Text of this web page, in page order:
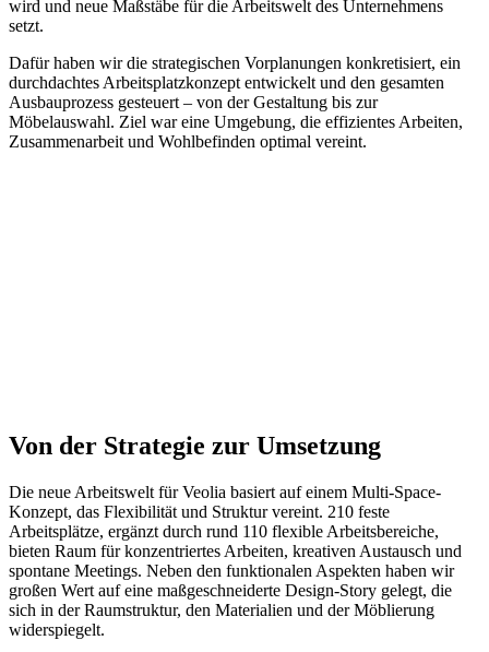
wird und neue Maßstäbe für die Arbeitswelt des Unternehmens
setzt.
Dafür haben wir die strategischen Vorplanungen konkretisiert, ein
durchdachtes Arbeitsplatzkonzept entwickelt und den gesamten
Ausbauprozess gesteuert – von der Gestaltung bis zur
Möbelauswahl. Ziel war eine Umgebung, die effizientes Arbeiten,
Zusammenarbeit und Wohlbefinden optimal vereint.
Von der Strategie zur Umsetzung
Die neue Arbeitswelt für Veolia basiert auf einem Multi-Space-
Konzept, das Flexibilität und Struktur vereint. 210 feste
Arbeitsplätze, ergänzt durch rund 110 flexible Arbeitsbereiche,
bieten Raum für konzentriertes Arbeiten, kreativen Austausch und
spontane Meetings. Neben den funktionalen Aspekten haben wir
großen Wert auf eine maßgeschneiderte Design-Story gelegt, die
sich in der Raumstruktur, den Materialien und der Möblierung
widerspiegelt.